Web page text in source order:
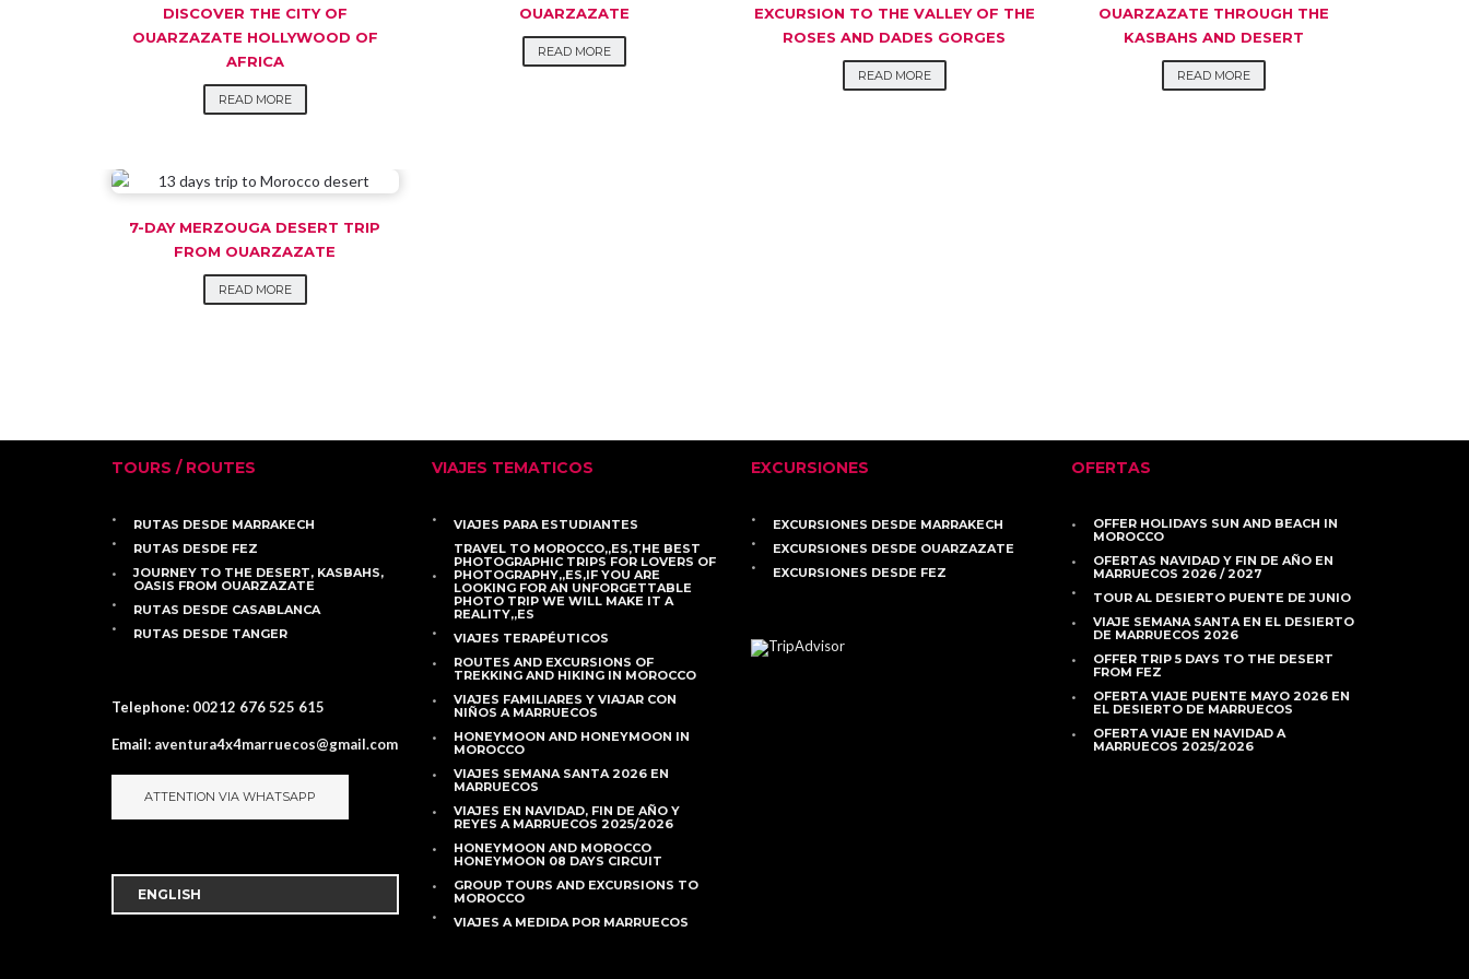
DISCOVER THE CITY OF
OUARZAZATE HOLLYWOOD OF
AFRICA
READ MORE
OUARZAZATE
READ MORE
EXCURSION TO THE VALLEY OF THE
ROSES AND DADES GORGES
READ MORE
OUARZAZATE THROUGH THE
KASBAHS AND DESERT
READ MORE
7-DAY MERZOUGA DESERT TRIP
FROM OUARZAZATE
READ MORE
TOURS / ROUTES
RUTAS DESDE MARRAKECH
RUTAS DESDE FEZ
JOURNEY TO THE DESERT, KASBAHS,
OASIS FROM OUARZAZATE
RUTAS DESDE CASABLANCA
RUTAS DESDE TANGER
Telephone: 00212 676 525 615
Email: aventura4x4marruecos@gmail.com
ATTENTION VIA WHATSAPP
VIAJES TEMATICOS
VIAJES PARA ESTUDIANTES
TRAVEL TO MOROCCO,,ES,THE BEST
PHOTOGRAPHIC TRIPS FOR LOVERS OF
PHOTOGRAPHY,,ES,IF YOU ARE
LOOKING FOR AN UNFORGETTABLE
PHOTO TRIP WE WILL MAKE IT A
REALITY,,ES
VIAJES TERAPÉUTICOS
ROUTES AND EXCURSIONS OF
TREKKING AND HIKING IN MOROCCO
VIAJES FAMILIARES Y VIAJAR CON
NIÑOS A MARRUECOS
HONEYMOON AND HONEYMOON IN
MOROCCO
VIAJES SEMANA SANTA 2026 EN
MARRUECOS
VIAJES EN NAVIDAD, FIN DE AÑO Y
REYES A MARRUECOS 2025/2026
HONEYMOON AND MOROCCO
HONEYMOON 08 DAYS CIRCUIT
GROUP TOURS AND EXCURSIONS TO
MOROCCO
VIAJES A MEDIDA POR MARRUECOS
EXCURSIONES
EXCURSIONES DESDE MARRAKECH
EXCURSIONES DESDE OUARZAZATE
EXCURSIONES DESDE FEZ
OFERTAS
OFFER HOLIDAYS SUN AND BEACH IN
MOROCCO
OFERTAS NAVIDAD Y FIN DE AÑO EN
MARRUECOS 2026 / 2027
TOUR AL DESIERTO PUENTE DE JUNIO
VIAJE SEMANA SANTA EN EL DESIERTO
DE MARRUECOS 2026
OFFER TRIP 5 DAYS TO THE DESERT
FROM FEZ
OFERTA VIAJE PUENTE MAYO 2026 EN
EL DESIERTO DE MARRUECOS
OFERTA VIAJE EN NAVIDAD A
MARRUECOS 2025/2026